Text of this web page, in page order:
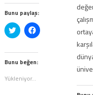
Bunu paylaş:
Twitter
üzerinde
tıklayın
(Yeni
pencerede
Facebook'ta
paylaşmak
(Yeni
pencerede
Bunu beğen:
Yükleniyor...